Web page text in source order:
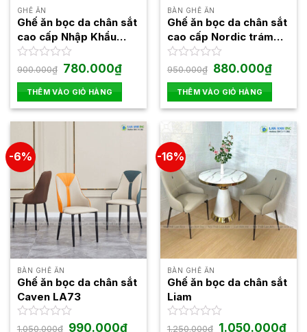
GHẾ ĂN
Ghế ăn bọc da chân sắt
cao cấp Nhập Khẩu
Nordic LA-GY01
Được
hạng
0
5
sao
900.000₫ Giá
gốc
là:
900.000₫.
780.000₫Giá
hiện
tại
là:
780.000₫.
THÊM VÀO GIỎ HÀNG
BÀN GHẾ ĂN
Ghế ăn bọc da chân sắt
cao cấp Nordic trám
LA30D
Được
hạng
0
5
sao
950.000₫ Giá
gốc
là:
950.000₫.
880.000₫Giá
hiện
tại
là:
THÊM VÀO GIỎ HÀNG
-6%
BÀN GHẾ ĂN
Ghế ăn bọc da chân sắt
Caven LA73
Được
1.050.000₫ Giá
990.000₫Giá
-16%
BÀN GHẾ ĂN
Ghế ăn bọc da chân sắt
Liam
Được
1.250.000₫ Giá
1.050.000₫Giá